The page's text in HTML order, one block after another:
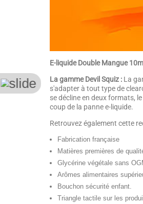
E-liquide Double Mangue
La gamme Devil Squiz : La
s'adapter à tout type de
se décline en deux formats,
coup de la panne e-liquide.
Retrouvez également cette
Fabrication française
Matières premières de
Glycérine végétale sans
Arômes alimentaires
Bouchon sécurité enfant.
Triangle tactile sur les